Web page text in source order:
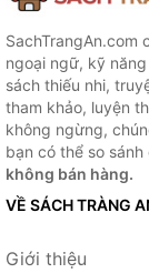
SachTrangAn.com
ngoại ngữ, kỹ
sách thiếu nhi,
tham khảo, luyện
không ngừng,
bạn có thể so
không bán hàng.
VỀ SÁCH TRÀNG
Giới thiệu